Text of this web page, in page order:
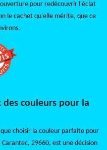
pour redécouvrir l'éclat
le cachet qu'elle mérite, que ce
couleurs pour la
choisir la couleur parfaite pour
29660, est une décision